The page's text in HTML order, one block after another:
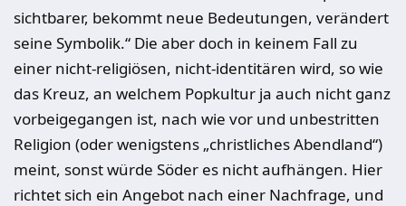
sichtbarer, bekommt neue Bedeutungen, verändert
seine Symbolik.“ Die aber doch in keinem Fall zu
einer nicht-religiösen, nicht-identitären wird, so wie
das Kreuz, an welchem Popkultur ja auch nicht ganz
vorbeigegangen ist, nach wie vor und unbestritten
Religion (oder wenigstens „christliches Abendland“)
meint, sonst würde Söder es nicht aufhängen. Hier
richtet sich ein Angebot nach einer Nachfrage, und